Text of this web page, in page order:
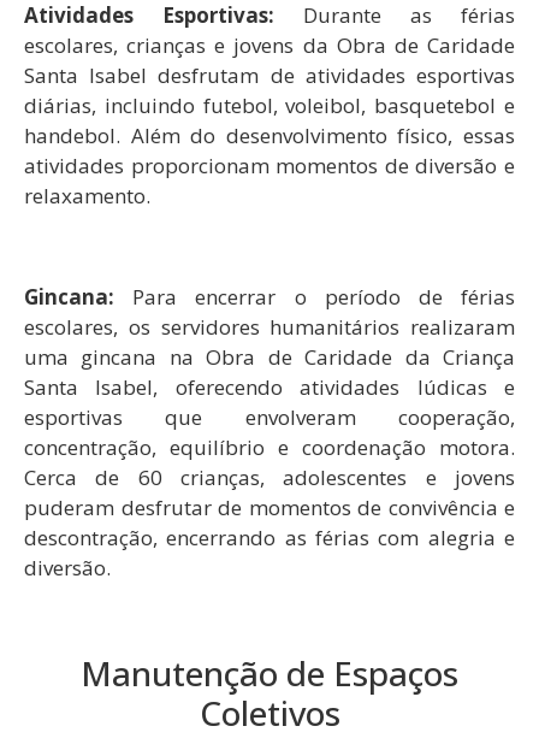
Atividades Esportivas: Durante as férias
escolares, crianças e jovens da Obra de Caridade
Santa Isabel desfrutam de atividades esportivas
diárias, incluindo futebol, voleibol, basquetebol e
handebol. Além do desenvolvimento físico, essas
atividades proporcionam momentos de diversão e
relaxamento.
Gincana: Para encerrar o período de férias
escolares, os servidores humanitários realizaram
uma gincana na Obra de Caridade da Criança
Santa Isabel, oferecendo atividades lúdicas e
esportivas que envolveram cooperação,
concentração, equilíbrio e coordenação motora.
Cerca de 60 crianças, adolescentes e jovens
puderam desfrutar de momentos de convivência e
descontração, encerrando as férias com alegria e
diversão.
Manutenção de Espaços
Coletivos